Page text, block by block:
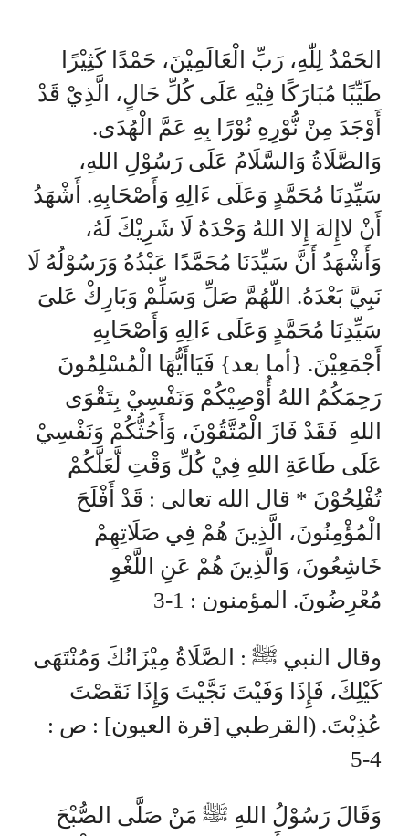
الحَمْدُ لِلّٰهِ، رَبِّ الْعَالَمِيْنَ، حَمْدًا كَثِيْرًا
طَيِّبًا مُبَارَكًا فِيْهِ عَلَى كُلِّ حَالٍ، الَّذِيْ قَدْ
أَوْجَدَ مِنْ نُّوْرِهِ نُوْرًا بِهِ عَمَّ الْهُدَى.
وَالصَّلَاةُ وَالسَّلَامُ عَلَى رَسُوْلِ اللهِ،
سَيِّدِنَا مُحَمَّدٍ وَعَلَى ءَالِهِ وَأَصْحَابِهِ. أَشْهَدُ
أَنْ لاإِلهَ إِلا اللهُ وَحْدَهُ لَا شَرِيْكَ لَهُ،
وَأَشْهَدُ أَنَّ سَيِّدَنَا مُحَمَّدًا عَبْدُهُ وَرَسُوْلُهُ لَا
نَبِيَّ بَعْدَهُ. اللّهُمَّ صَلِّ وَسَلِّمْ وَبَارِكْ عَلىَ
سَيِّدِنَا مُحَمَّدٍ وَعَلَى ءَالِهِ وَأَصْحَابِهِ
أَجْمَعِيْنَ. {أما بعد} فَيَاأَيُّهَا الْمُسْلِمُونَ
رَحِمَكُمُ اللهُ أُوْصِيْكُمْ وَنَفْسِيْ بِتَقْوَى
اللهِ فَقَدْ فَازَ الْمُتَّقُوْنَ، وَأَحُثُّكُمْ وَنَفْسِيْ
عَلَى طَاعَةِ اللهِ فِيْ كُلِّ وَقْتِ لَّعَلَّكُمْ
تُفْلِحُوْنَ * قال الله تعالى : قَدْ أَفْلَحَ
الْمُؤْمِنُونَ، الَّذِينَ هُمْ فِي صَلَاتِهِمْ
خَاشِعُونَ، وَالَّذِينَ هُمْ عَنِ اللَّغْوِ
مُعْرِضُونَ. المؤمنون : 1-3
وقال النبي ﷺ : الصَّلَاةُ مِيْزَانُكَ وَمُنْتَهَى
كَيْلِكَ، فَإِذَا وَفَيْتَ نَجَّيْتَ وَإِذَا نَقَصْتَ
عُذِبْتَ. (القرطبي [قرة العيون] : ص :
4-5
وَقَالَ رَسُوْلُ اللهِ ﷺ مَنْ صَلَّى الصُّبْحَ